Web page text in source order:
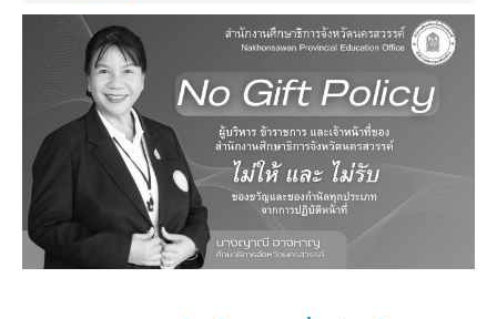
ดาวน์โหลด
กระดาน ถาม-ตอบ
ข้อมูลการติดต่อ